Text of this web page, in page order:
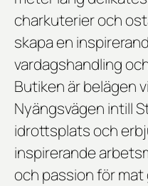
charkuterier och
skapa en
vardagshandling
Butiken är belägen
Nyängsvägen intill
idrottsplats och
inspirerande
och passion för